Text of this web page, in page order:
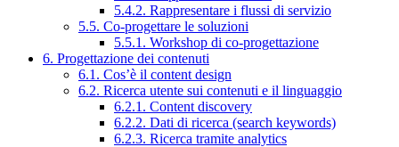
5.4.2. Rappresentare i flussi di servizio
5.5. Co-progettare le soluzioni
5.5.1. Workshop di co-progettazione
6. Progettazione dei contenuti
6.1. Cos’è il content design
6.2. Ricerca utente sui contenuti e il linguaggio
6.2.1. Content discovery
6.2.2. Dati di ricerca (search keywords)
6.2.3. Ricerca tramite analytics